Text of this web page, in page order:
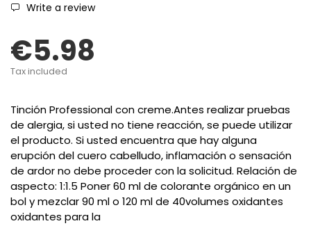
Write a review
€5.98
Tax included
Tinción Professional con creme.Antes realizar pruebas
de alergia, si usted no tiene reacción, se puede utilizar
el producto. Si usted encuentra que hay alguna
erupción del cuero cabelludo, inflamación o sensación
de ardor no debe proceder con la solicitud. Relación de
aspecto: 1:1.5 Poner 60 ml de colorante orgánico en un
bol y mezclar 90 ml o 120 ml de 40volumes oxidantes
oxidantes para la